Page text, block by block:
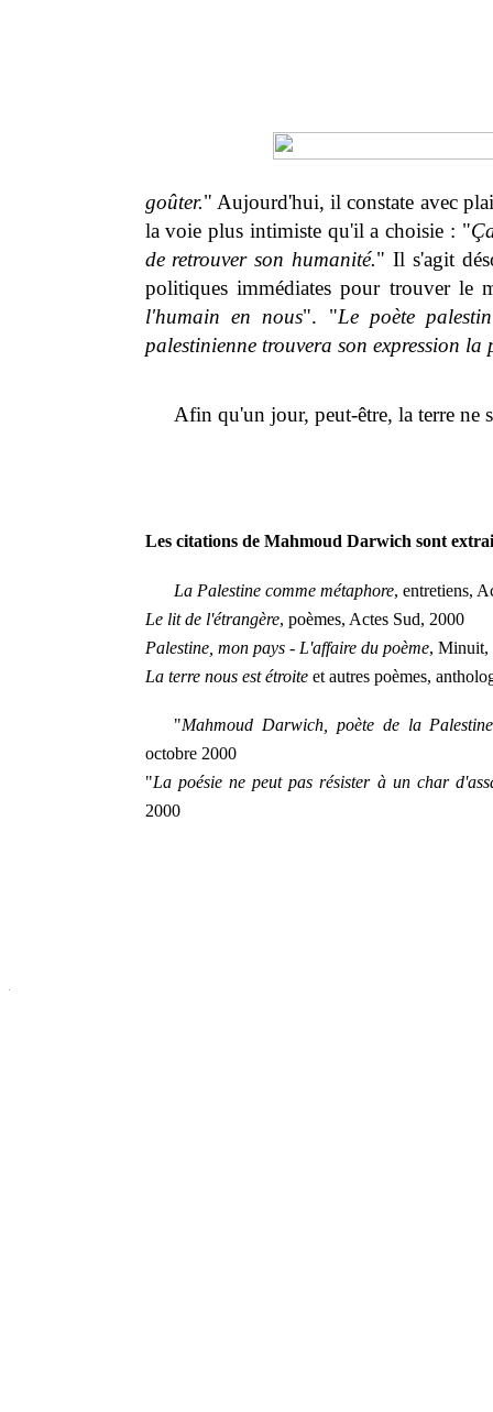
goûter." Aujourd'hui, il constate avec
la voie plus intimiste qu'il a choisie : "
de retrouver son humanité." Il s'agit
politiques immédiates pour trouver le
l'humain en nous". "Le poète
palestinienne trouvera son expression la
Afin qu'un jour, peut-être, la terre ne
Les citations de Mahmoud Darwich sont
La Palestine comme métaphore, entretiens,
Le lit de l'étrangère, poèmes, Actes Sud, 2000
Palestine, mon pays - L'affaire du poème, Minuit,
La terre nous est étroiteet autres poèmes,
"Mahmoud Darwich, poète de la Palestine
octobre 2000
"La poésie ne peut pas résister à un char
2000